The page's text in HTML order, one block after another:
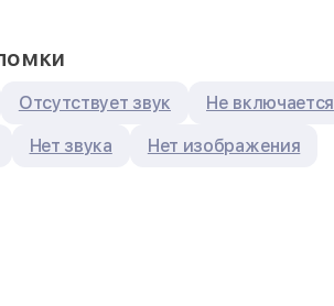
Отсутствует звук Не включается
Нет звука Нет изображения